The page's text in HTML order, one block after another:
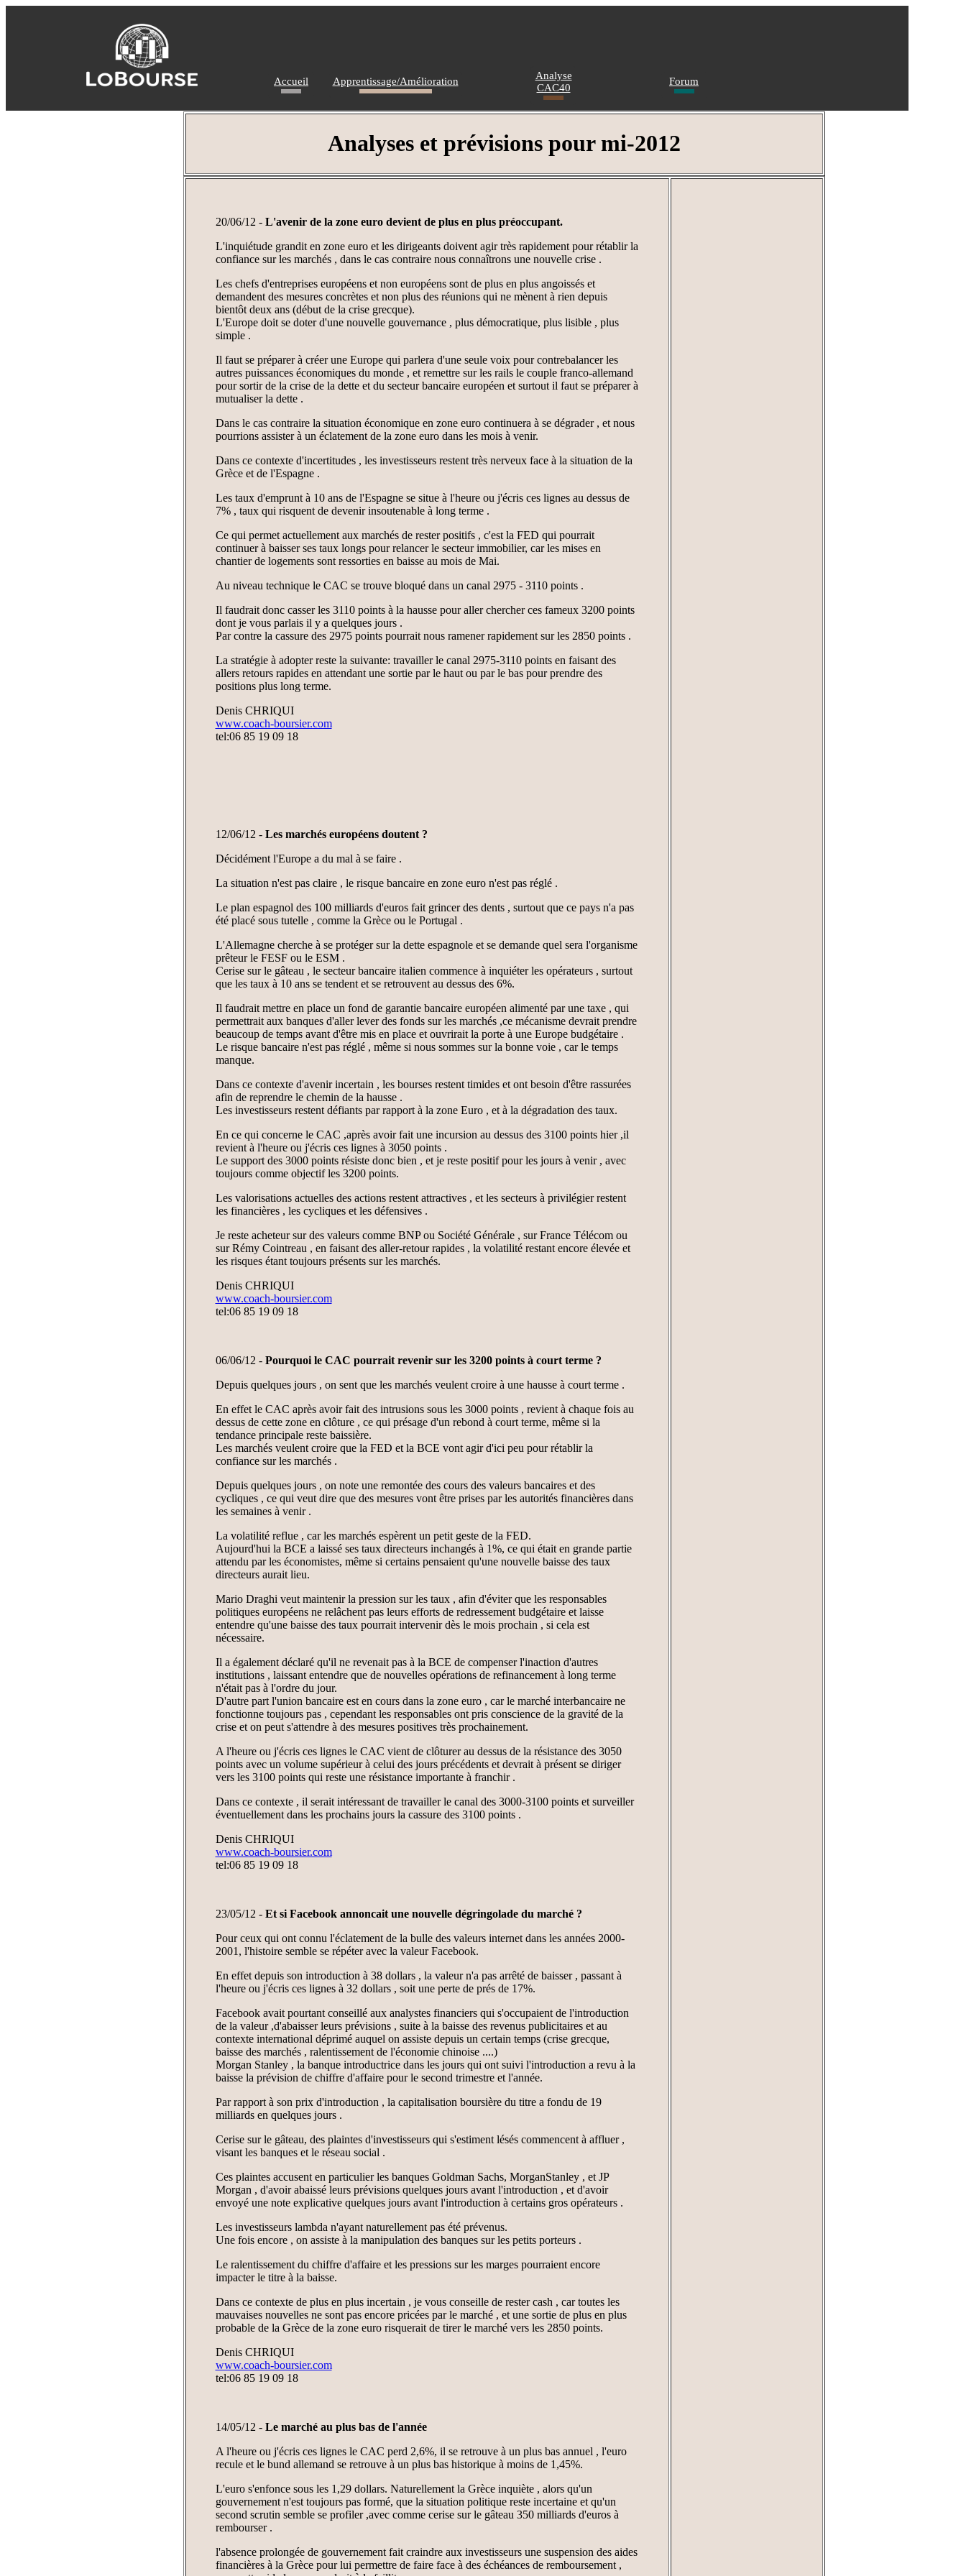
Accueil Apprentissage/Amélioration
Analyse
CAC40
Forum
Analyses et prévisions pour mi-2012
20/06/12 - L'avenir de la zone euro devient de plus en plus préoccupant.
L'inquiétude grandit en zone euro et les dirigeants doivent agir très rapidement pour rétablir la
confiance sur les marchés , dans le cas contraire nous connaîtrons une nouvelle crise .
Les chefs d'entreprises européens et non européens sont de plus en plus angoissés et
demandent des mesures concrètes et non plus des réunions qui ne mènent à rien depuis
bientôt deux ans (début de la crise grecque).
L'Europe doit se doter d'une nouvelle gouvernance , plus démocratique, plus lisible , plus
simple .
Il faut se préparer à créer une Europe qui parlera d'une seule voix pour contrebalancer les
autres puissances économiques du monde , et remettre sur les rails le couple franco-allemand
pour sortir de la crise de la dette et du secteur bancaire européen et surtout il faut se préparer à
mutualiser la dette .
Dans le cas contraire la situation économique en zone euro continuera à se dégrader , et nous
pourrions assister à un éclatement de la zone euro dans les mois à venir.
Dans ce contexte d'incertitudes , les investisseurs restent très nerveux face à la situation de la
Grèce et de l'Espagne .
Les taux d'emprunt à 10 ans de l'Espagne se situe à l'heure ou j'écris ces lignes au dessus de
7% , taux qui risquent de devenir insoutenable à long terme .
Ce qui permet actuellement aux marchés de rester positifs , c'est la FED qui pourrait
continuer à baisser ses taux longs pour relancer le secteur immobilier, car les mises en
chantier de logements sont ressorties en baisse au mois de Mai.
Au niveau technique le CAC se trouve bloqué dans un canal 2975 - 3110 points .
Il faudrait donc casser les 3110 points à la hausse pour aller chercher ces fameux 3200 points
dont je vous parlais il y a quelques jours .
Par contre la cassure des 2975 points pourrait nous ramener rapidement sur les 2850 points .
La stratégie à adopter reste la suivante: travailler le canal 2975-3110 points en faisant des
allers retours rapides en attendant une sortie par le haut ou par le bas pour prendre des
positions plus long terme.
Denis CHRIQUI
www.coach-boursier.com
tel:06 85 19 09 18
12/06/12 - Les marchés européens doutent ?
Décidément l'Europe a du mal à se faire .
La situation n'est pas claire , le risque bancaire en zone euro n'est pas réglé .
Le plan espagnol des 100 milliards d'euros fait grincer des dents , surtout que ce pays n'a pas
été placé sous tutelle , comme la Grèce ou le Portugal .
L'Allemagne cherche à se protéger sur la dette espagnole et se demande quel sera l'organisme
prêteur le FESF ou le ESM .
Cerise sur le gâteau , le secteur bancaire italien commence à inquiéter les opérateurs , surtout
que les taux à 10 ans se tendent et se retrouvent au dessus des 6%.
Il faudrait mettre en place un fond de garantie bancaire européen alimenté par une taxe , qui
permettrait aux banques d'aller lever des fonds sur les marchés ,ce mécanisme devrait prendre
beaucoup de temps avant d'être mis en place et ouvrirait la porte à une Europe budgétaire .
Le risque bancaire n'est pas réglé , même si nous sommes sur la bonne voie , car le temps
manque.
Dans ce contexte d'avenir incertain , les bourses restent timides et ont besoin d'être rassurées
afin de reprendre le chemin de la hausse .
Les investisseurs restent défiants par rapport à la zone Euro , et à la dégradation des taux.
En ce qui concerne le CAC ,après avoir fait une incursion au dessus des 3100 points hier ,il
revient à l'heure ou j'écris ces lignes à 3050 points .
Le support des 3000 points résiste donc bien , et je reste positif pour les jours à venir , avec
toujours comme objectif les 3200 points.
Les valorisations actuelles des actions restent attractives , et les secteurs à privilégier restent
les financières , les cycliques et les défensives .
Je reste acheteur sur des valeurs comme BNP ou Société Générale , sur France Télécom ou
sur Rémy Cointreau , en faisant des aller-retour rapides , la volatilité restant encore élevée et
les risques étant toujours présents sur les marchés.
Denis CHRIQUI
www.coach-boursier.com
tel:06 85 19 09 18
06/06/12 - Pourquoi le CAC pourrait revenir sur les 3200 points à court terme ?
Depuis quelques jours , on sent que les marchés veulent croire à une hausse à court terme .
En effet le CAC après avoir fait des intrusions sous les 3000 points , revient à chaque fois au
dessus de cette zone en clôture , ce qui présage d'un rebond à court terme, même si la
tendance principale reste baissière.
Les marchés veulent croire que la FED et la BCE vont agir d'ici peu pour rétablir la
confiance sur les marchés .
Depuis quelques jours , on note une remontée des cours des valeurs bancaires et des
cycliques , ce qui veut dire que des mesures vont être prises par les autorités financières dans
les semaines à venir .
La volatilité reflue , car les marchés espèrent un petit geste de la FED.
Aujourd'hui la BCE a laissé ses taux directeurs inchangés à 1%, ce qui était en grande partie
attendu par les économistes, même si certains pensaient qu'une nouvelle baisse des taux
directeurs aurait lieu.
Mario Draghi veut maintenir la pression sur les taux , afin d'éviter que les responsables
politiques européens ne relâchent pas leurs efforts de redressement budgétaire et laisse
entendre qu'une baisse des taux pourrait intervenir dès le mois prochain , si cela est
nécessaire.
Il a également déclaré qu'il ne revenait pas à la BCE de compenser l'inaction d'autres
institutions , laissant entendre que de nouvelles opérations de refinancement à long terme
n'était pas à l'ordre du jour.
D'autre part l'union bancaire est en cours dans la zone euro , car le marché interbancaire ne
fonctionne toujours pas , cependant les responsables ont pris conscience de la gravité de la
crise et on peut s'attendre à des mesures positives très prochainement.
A l'heure ou j'écris ces lignes le CAC vient de clôturer au dessus de la résistance des 3050
points avec un volume supérieur à celui des jours précédents et devrait à présent se diriger
vers les 3100 points qui reste une résistance importante à franchir .
Dans ce contexte , il serait intéressant de travailler le canal des 3000-3100 points et surveiller
éventuellement dans les prochains jours la cassure des 3100 points .
Denis CHRIQUI
www.coach-boursier.com
tel:06 85 19 09 18
23/05/12 - Et si Facebook annoncait une nouvelle dégringolade du marché ?
Pour ceux qui ont connu l'éclatement de la bulle des valeurs internet dans les années 2000-
2001, l'histoire semble se répéter avec la valeur Facebook.
En effet depuis son introduction à 38 dollars , la valeur n'a pas arrêté de baisser , passant à
l'heure ou j'écris ces lignes à 32 dollars , soit une perte de prés de 17%.
Facebook avait pourtant conseillé aux analystes financiers qui s'occupaient de l'introduction
de la valeur ,d'abaisser leurs prévisions , suite à la baisse des revenus publicitaires et au
contexte international déprimé auquel on assiste depuis un certain temps (crise grecque,
baisse des marchés , ralentissement de l'économie chinoise ....)
Morgan Stanley , la banque introductrice dans les jours qui ont suivi l'introduction a revu à la
baisse la prévision de chiffre d'affaire pour le second trimestre et l'année.
Par rapport à son prix d'introduction , la capitalisation boursière du titre a fondu de 19
milliards en quelques jours .
Cerise sur le gâteau, des plaintes d'investisseurs qui s'estiment lésés commencent à affluer ,
visant les banques et le réseau social .
Ces plaintes accusent en particulier les banques Goldman Sachs, MorganStanley , et JP
Morgan , d'avoir abaissé leurs prévisions quelques jours avant l'introduction , et d'avoir
envoyé une note explicative quelques jours avant l'introduction à certains gros opérateurs .
Les investisseurs lambda n'ayant naturellement pas été prévenus.
Une fois encore , on assiste à la manipulation des banques sur les petits porteurs .
Le ralentissement du chiffre d'affaire et les pressions sur les marges pourraient encore
impacter le titre à la baisse.
Dans ce contexte de plus en plus incertain , je vous conseille de rester cash , car toutes les
mauvaises nouvelles ne sont pas encore pricées par le marché , et une sortie de plus en plus
probable de la Grèce de la zone euro risquerait de tirer le marché vers les 2850 points.
Denis CHRIQUI
www.coach-boursier.com
tel:06 85 19 09 18
14/05/12 - Le marché au plus bas de l'année
A l'heure ou j'écris ces lignes le CAC perd 2,6%, il se retrouve à un plus bas annuel , l'euro
recule et le bund allemand se retrouve à un plus bas historique à moins de 1,45%.
L'euro s'enfonce sous les 1,29 dollars. Naturellement la Grèce inquiète , alors qu'un
gouvernement n'est toujours pas formé, que la situation politique reste incertaine et qu'un
second scrutin semble se profiler ,avec comme cerise sur le gâteau 350 milliards d'euros à
rembourser .
l'absence prolongée de gouvernement fait craindre aux investisseurs une suspension des aides
financières à la Grèce pour lui permettre de faire face à des échéances de remboursement ,